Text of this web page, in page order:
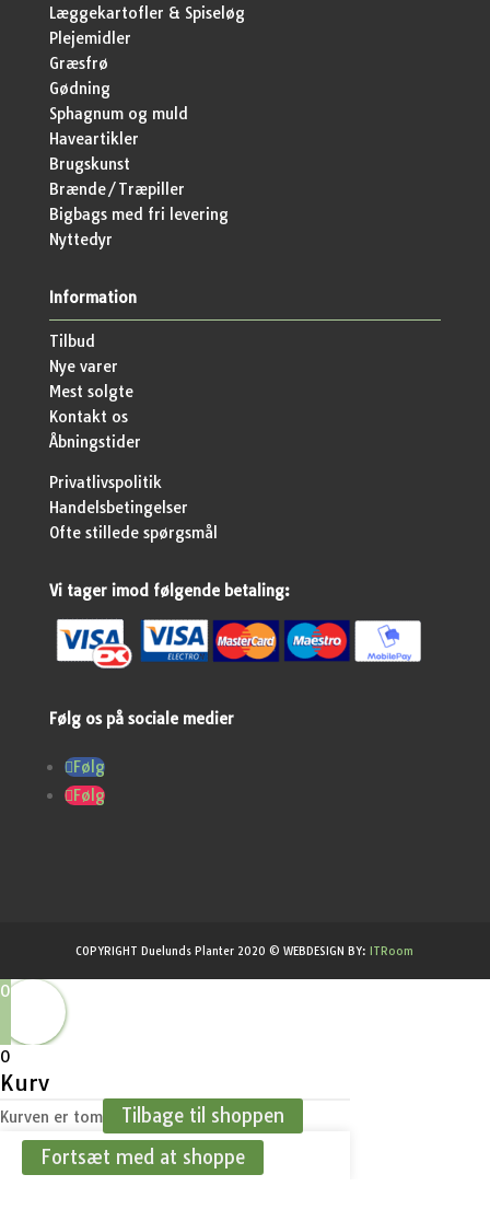
Læggekartofler & Spiseløg
Plejemidler
Græsfrø
Gødning
Sphagnum og muld
Haveartikler
Brugskunst
Brænde/Træpiller
Bigbags med fri levering
Nyttedyr
Information
Tilbud
Nye varer
Mest solgte
Kontakt os
Åbningstider
Privatlivspolitik
Handelsbetingelser
Ofte stillede spørgsmål
Vi tager imod følgende betaling:
Følg os på sociale medier
Følg
Følg
COPYRIGHT Duelunds Planter 2020 © WEBDESIGN BY: ITRoom
0
0
Kurv
Kurven er tom
Tilbage til shoppen
Fortsæt med at shoppe